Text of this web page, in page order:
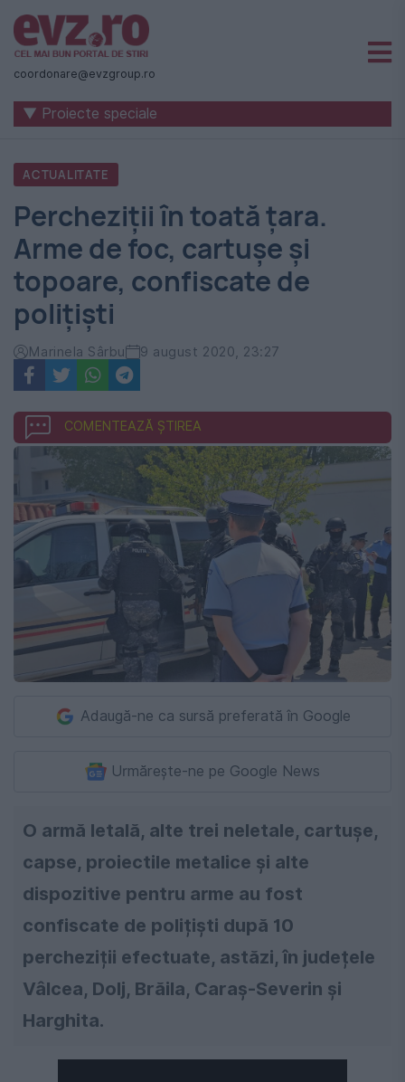
Știri
naționale
internaționale
România
-
Evenimentul
Zilei
coordonare@evzgroup.ro
▼ Proiecte speciale
ACTUALITATE
Percheziții în toată țara.
Arme de foc, cartușe și
topoare, confiscate de
polițiști
Marinela Sârbu 9 august 2020, 23:27
COMENTEAZĂ ȘTIREA
Adaugă-ne ca sursă preferată în Google
Urmărește-ne pe Google News
O armă letală, alte trei neletale, cartușe,
capse, proiectile metalice și alte
dispozitive pentru arme au fost
confiscate de polițiști după 10
percheziții efectuate, astăzi, în județele
Vâlcea, Dolj, Brăila, Caraș-Severin și
Harghita.